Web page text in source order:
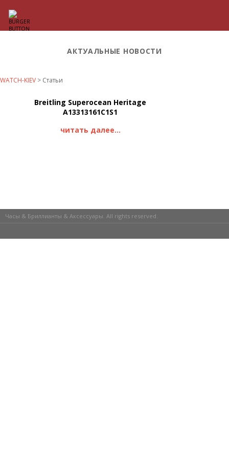
АКТУАЛЬНЫЕ НОВОСТИ
WATCH-KIEV > Статьи
Breitling Superocean Heritage
A13313161C1S1
читать далее...
Часы & Бриллианты & Аксессуары. All rights reserved.